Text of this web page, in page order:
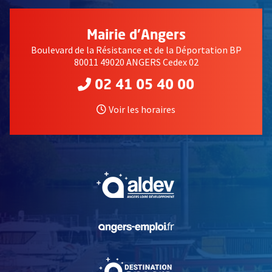
Mairie d'Angers
Boulevard de la Résistance et de la Déportation BP
80011 49020 ANGERS Cedex 02
02 41 05 40 00
Voir les horaires
, Ouvre une nouvelle